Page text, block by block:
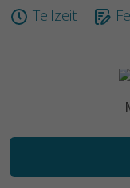
Teilzeit